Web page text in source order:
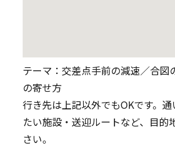
テーマ：交差点手前の減速／合図
の寄せ方
行き先は上記以外でもOKです。
たい施設・送迎ルートなど、目的
さい。